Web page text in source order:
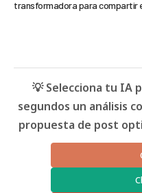
transformadora para compartir
💡 Selecciona tu IA
segundos un análisis
propuesta de post